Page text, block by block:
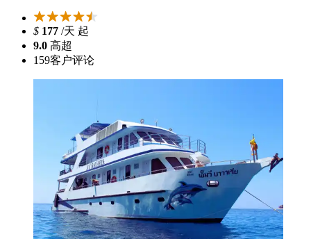
$ 177 /天 起
9.0 高超
159客户评论